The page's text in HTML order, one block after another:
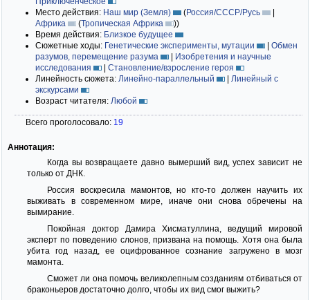
Место действия: Наш мир (Земля) (Россия/СССР/Русь
|
Африка
(Тропическая Африка ))
Время действия: Близкое будущее
Сюжетные ходы: Генетические эксперименты, мутации | Обмен
разумов, перемещение разума
| Изобретения и научные
исследования
| Становление/взросление героя
Линейность сюжета: Линейно-параллельный | Линейный с
экскурсами
Возраст читателя: Любой
Всего проголосовало: 19
Аннотация:
Когда вы возвращаете давно вымерший вид, успех зависит не
только от ДНК.
Россия воскресила мамонтов, но кто-то должен научить их
выживать в современном мире, иначе они снова обречены на
вымирание.
Покойная доктор Дамира Хисматуллина, ведущий мировой
эксперт по поведению слонов, призвана на помощь. Хотя она была
убита год назад, ее оцифрованное сознание загружено в мозг
мамонта.
Сможет ли она помочь великолепным созданиям отбиваться от
браконьеров достаточно долго, чтобы их вид смог выжить?